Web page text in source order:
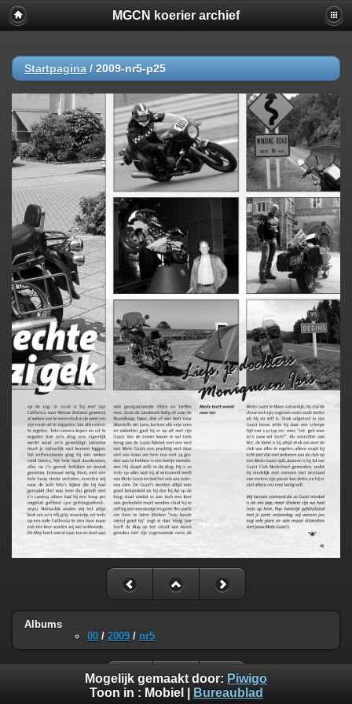
MGCN koerier archief
Startpagina / 2009-nr5-p25
Albums
00 / 2009 / nr5
Mogelijk gemaakt door: Piwigo
Toon in : Mobiel Bureaublad